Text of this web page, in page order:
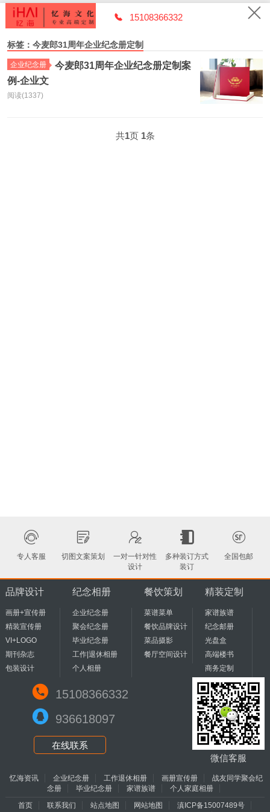
15108366332
标签：今麦郎31周年企业纪念册定制
企业纪念册
今麦郎31周年企业纪念册定制案
例-企业文
阅读(1337)
共1页 1条
专人客服 切图文案策划
一对一针对性
设计
多种装订方式
装订
全国包邮
品牌设计
画册+宣传册
精装宣传册
VI+LOGO
期刊杂志
包装设计
纪念相册
企业纪念册
聚会纪念册
毕业纪念册
工作|退休相册
个人相册
餐饮策划
菜谱菜单
餐饮品牌设计
菜品摄影
餐厅空间设计
精装定制
家谱族谱
纪念邮册
光盘盒
高端楼书
商务定制
15108366332
936618097
在线联系
微信客服
忆海资讯 企业纪念册 工作退休相册 画册宣传册
战友同学聚会纪
念册
毕业纪念册 家谱族谱
个人家庭相册
首页
联系我们 站点地图 网站地图
滇ICP备15007489号